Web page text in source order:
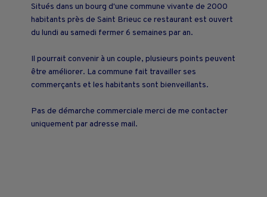
Situés dans un bourg d'une commune vivante de 2000
habitants près de Saint Brieuc ce restaurant est ouvert
du lundi au samedi fermer 6 semaines par an.
Il pourrait convenir à un couple, plusieurs points peuvent
être améliorer. La commune fait travailler ses
commerçants et les habitants sont bienveillants.
Pas de démarche commerciale merci de me contacter
uniquement par adresse mail.